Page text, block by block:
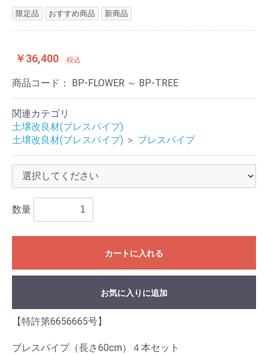
限定品 おすすめ商品 新商品
￥36,400 税込
商品コード： BP-FLOWER ～ BP-TREE
関連カテゴリ
土壌改良材(ブレスパイプ)
土壌改良材(ブレスパイプ) ＞ ブレスパイプ
数量
カートに入れる
お気に入りに追加
【特許第6656665号】
ブレスパイプ（長さ60cm）４本セット